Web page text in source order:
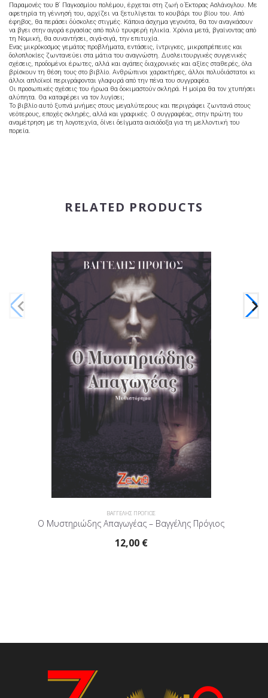
Παραμονές του Β΄ Παγκοσμίου πολέμου, έρχεται στη ζωή ο Έκτορας Ασλάνογλου. Με
αφετηρία τη γέννησή του, αρχίζει να ξετυλίγεται το κουβάρι του βίου του. Από
έφηβος, θα περάσει δύσκολες στιγμές. Κάποια άσχημα γεγονότα, θα τον αναγκάσουν
να βγει στην αγορά εργασίας από πολύ τρυφερή ηλικία. Χρόνια μετά, βγαίνοντας από
τη Νομική, θα συναντήσει, σιγά-σιγά, την επιτυχία.
Ένας μικρόκοσμος γεμάτος προβλήματα, εντάσεις, ίντριγκες, μικροπρέπειες και
δολοπλοκίες ζωντανεύει στα μάτια του αναγνώστη. Δυσλειτουργικές συγγενικές
σχέσεις, προδομένοι έρωτες, αλλά και αγάπες διαχρονικές και αξίες σταθερές, όλα
βρίσκουν τη θέση τους στο βιβλίο. Ανθρώπινοι χαρακτήρες, άλλοι πολυδιάστατοι κι
άλλοι απλοϊκοί περιγράφονται γλαφυρά από την πένα του συγγραφέα.
Οι προσωπικές σχέσεις του ήρωα θα δοκιμαστούν σκληρά. Η μοίρα θα τον χτυπήσει
αλύπητα. Θα καταφέρει να τον λυγίσει;
Το βιβλίο αυτό ξυπνά μνήμες στους μεγαλύτερους και περιγράφει ζωντανά στους
νεότερους, εποχές σκληρές, αλλά και γραφικές. Ο συγγραφέας, στην πρώτη του
αναμέτρηση με τη λογοτεχνία, δίνει δείγματα αισιόδοξα για τη μελλοντική του
πορεία.
RELATED PRODUCTS
ΒΑΓΓΕΛΗΣ ΠΡΟΓΙΟΣ
Ο Μυστηριώδης Απαγωγέας – Βαγγέλης Πρόγιος
12,00 €